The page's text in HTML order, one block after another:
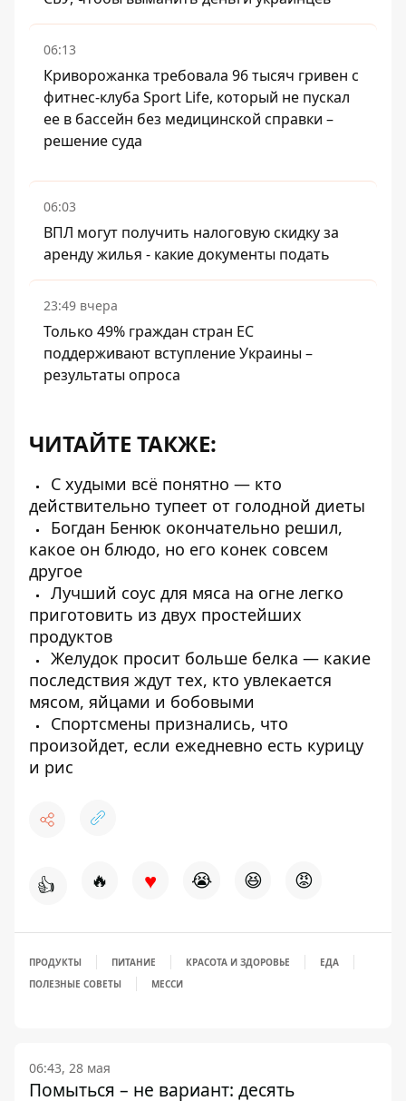
06:13
Криворожанка требовала 96 тысяч гривен с
фитнес-клуба Sport Life, который не пускал
ее в бассейн без медицинской справки –
решение суда
06:03
ВПЛ могут получить налоговую скидку за
аренду жилья - какие документы подать
23:49 вчера
Только 49% граждан стран ЕС
поддерживают вступление Украины –
результаты опроса
ЧИТАЙТЕ ТАКЖЕ:
С худыми всё понятно — кто
действительно тупеет от голодной диеты
Богдан Бенюк окончательно решил,
какое он блюдо, но его конек совсем
другое
Лучший соус для мяса на огне легко
приготовить из двух простейших
продуктов
Желудок просит больше белка — какие
последствия ждут тех, кто увлекается
мясом, яйцами и бобовыми
Спортсмены признались, что
произойдет, если ежедневно есть курицу
и рис
👍 🔥 ♥ 😭 😆 😡
ПРОДУКТЫ ПИТАНИЕ КРАСОТА И ЗДОРОВЬЕ
ЕДА
ПОЛЕЗНЫЕ СОВЕТЫ
МЕССИ
06:43, 28 мая
Помыться – не вариант: десять